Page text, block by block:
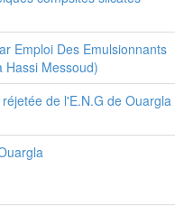
Emploi Des Emulsionnants
Hassi Messoud)
de l'E.N.G de Ouargla